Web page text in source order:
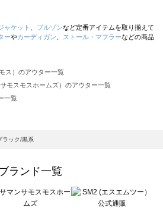
ャケット ブルゾンなど定番アイテムを取り揃えて
ーやカーディガン ストール・マフラーなどの商品
ス）のアウター一覧
モスモスホームズ）のアウター一覧
一覧
ハルバイサマンサモスモス）のアウター一覧
モス ブルー）のアウター一覧
ー一覧
覧
ック）のアウター一覧
ラック/黒系
ランド一覧